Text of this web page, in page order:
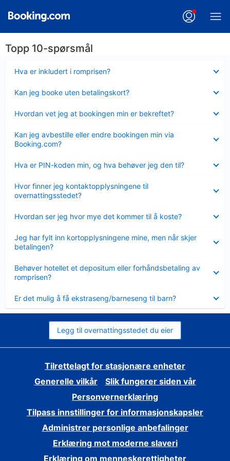
Topp 10-spørsmål
Hva er inkludert i romprisen?
mindre
Kan jeg booke uten betalingskort?
mindre
Hvordan vet jeg at bookingen min er bekreftet?
mindre
Kan jeg avbestille eller endre bookingen min via
Booking.com?
mindre
Hva er PIN-koden min, og hva behøver jeg den til?
mindre
Hvor finner jeg kontaktopplysningene til
overnattingsstedet?
mindre
Hvordan ser jeg hvor mye det kommer til å koste?
mindre
Jeg har fylt inn kortopplysningene mine, men når skjer
betalingen?
mindre
Behøver hotellet et depositum eller forhåndsbetaling av
romprisen?
mindre
Er det mulig å få ekstraseng/barneseng til barn?
mindre
Legg til overnattingsstedet du eier
Tilrettelagt for stasjonære enheter
Generelle vilkår
Slik fungerer siden vår
Personvernerklæring
Tilpass innstillinger for informasjonskapsler
Administrer personlige anbefalinger
Erklæring mot moderne slaveri
Erklæring om menneskerettigheter